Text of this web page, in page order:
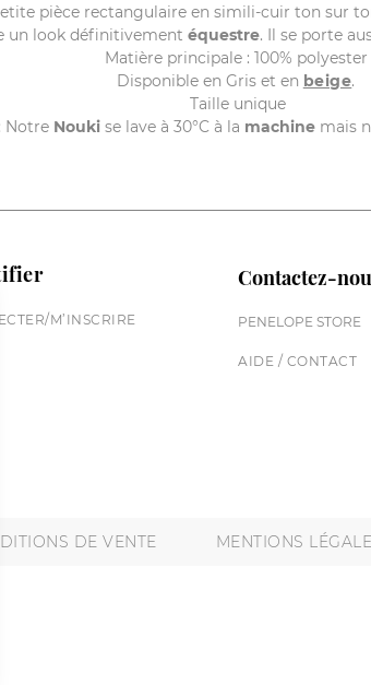
pièce rectangulaire en simili-cuir ton sur
un look définitivement équestre. Il se porte
Matière principale : 100% polyester
Disponible en Gris et en beige.
Taille unique
Notre Nouki se lave à 30°C à la machine mais
M’INSCRIRE
Contactez-
PENELOPE STORE
AIDE / CONTACT
DE VENTE MENTIONS